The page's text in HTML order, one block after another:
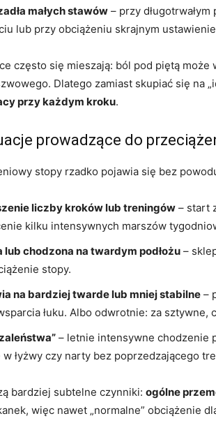
małych stawów – przy
lub przy obciążeniu skrajnym
często się mieszają: ból pod piętą
Dlatego zamiast skupiać się na
przy każdym kroku.
prowadzące do
stopy rzadko pojawia się bez
liczby kroków lub treningów – start
kilku intensywnych marszów
lub chodzona na twardym podłożu –
stopy.
na bardziej twarde lub mniej stabilne –
łuku. Albo odwrotnie: za
– letnie intensywne chodzenie
w łyżwy czy narty bez poprzedzającego
bardziej subtelne czynniki: ogólne
więc nawet „normalne” obciążenie